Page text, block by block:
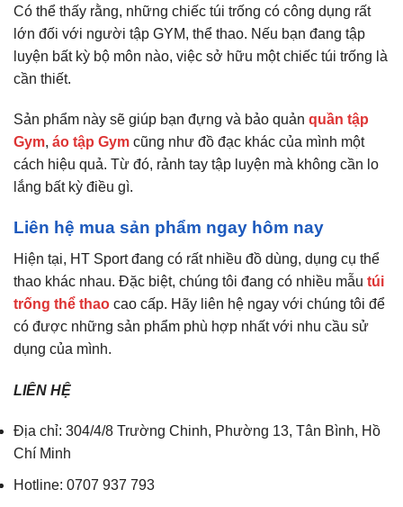
Có thể thấy rằng, những chiếc túi trống có công dụng rất
lớn đối với người tập GYM, thể thao. Nếu bạn đang tập
luyện bất kỳ bộ môn nào, việc sở hữu một chiếc túi trống là
cần thiết.
Sản phẩm này sẽ giúp bạn đựng và bảo quản quần tập
Gym, áo tập Gym cũng như đồ đạc khác của mình một
cách hiệu quả. Từ đó, rảnh tay tập luyện mà không cần lo
lắng bất kỳ điều gì.
Liên hệ mua sản phẩm ngay hôm nay
Hiện tại, HT Sport đang có rất nhiều đồ dùng, dụng cụ thể
thao khác nhau. Đặc biệt, chúng tôi đang có nhiều mẫu túi
trống thể thao cao cấp. Hãy liên hệ ngay với chúng tôi để
có được những sản phẩm phù hợp nhất với nhu cầu sử
dụng của mình.
LIÊN HỆ
Địa chỉ: 304/4/8 Trường Chinh, Phường 13, Tân Bình, Hồ
Chí Minh
Hotline: 0707 937 793